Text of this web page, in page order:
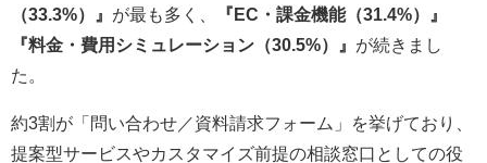
（33.3%）』 が最も多く、
『EC・課金機能（31.4%）』
『料金・費用シミュレーション（30.5%）』 が続きまし
た。
約3割が「問い合わせ／資料請求フォーム」を挙げており、
提案型サービスやカスタマイズ前提の相談窓口としての役